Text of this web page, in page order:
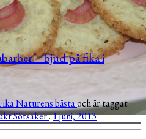
– bjud på fika i
Naturens bästaoch är taggat
Sötsaker.1 juni, 2013